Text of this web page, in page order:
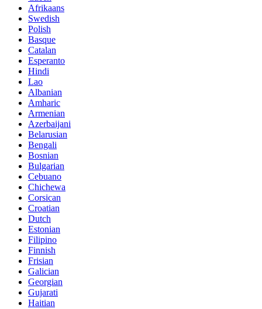
Afrikaans
Swedish
Polish
Basque
Catalan
Esperanto
Hindi
Lao
Albanian
Amharic
Armenian
Azerbaijani
Belarusian
Bengali
Bosnian
Bulgarian
Cebuano
Chichewa
Corsican
Croatian
Dutch
Estonian
Filipino
Finnish
Frisian
Galician
Georgian
Gujarati
Haitian